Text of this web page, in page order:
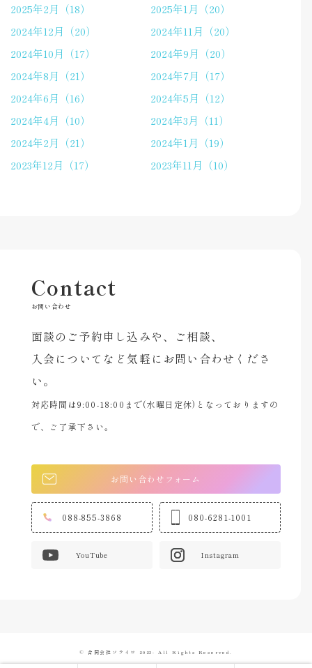
2025年2月（18）
2025年1月（20）
2024年12月（20）
2024年11月（20）
2024年10月（17）
2024年9月（20）
2024年8月（21）
2024年7月（17）
2024年6月（16）
2024年5月（12）
2024年4月（10）
2024年3月（11）
2024年2月（21）
2024年1月（19）
2023年12月（17）
2023年11月（10）
Contact
お問い合わせ
面談のご予約申し込みや、ご相談、
入会についてなど気軽にお問い合わせくださ
い。
対応時間は9:00-18:00まで(水曜日定休)となっておりますの
で、ご了承下さい。
お問い合わせフォーム
088-855-3868 080-6281-1001
YouTube Instagram
© 合同会社ソライロ 2023- All Rights Reserved.